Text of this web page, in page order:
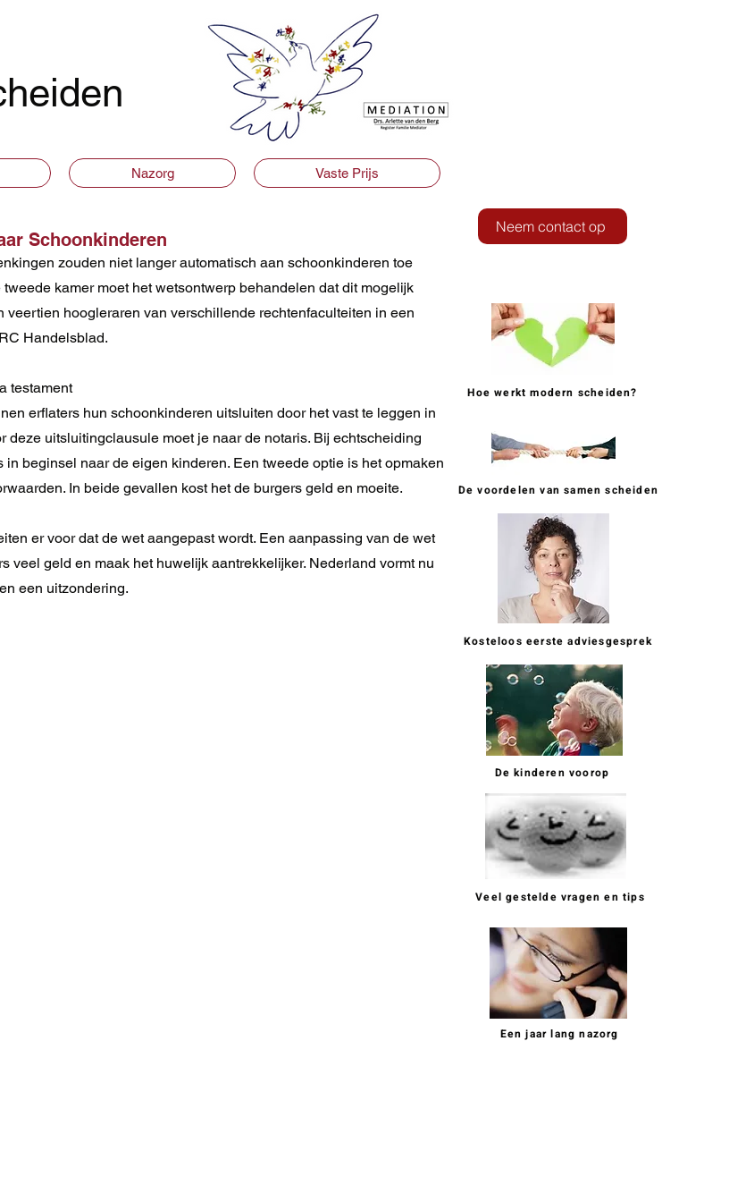
Nazorg Vaste Prijs
Neem contact op
Hoe werkt modern scheiden?
De voordelen van samen scheiden
Kosteloos eerste adviesgesprek
De kinderen voorop
Veel gestelde vragen en tips
Een jaar lang nazorg
Schoonkinderen
zouden niet langer automatisch aan schoonkinderen toe
tweede kamer moet het wetsontwerp behandelen dat dit mogelijk
veertien hoogleraren van verschillende rechtenfaculteiten in een
Handelsblad.
testament
erflaters hun schoonkinderen uitsluiten door het vast te leggen in
deze uitsluitingclausule moet je naar de notaris. Bij echtscheiding
in beginsel naar de eigen kinderen. Een tweede optie is het opmaken
In beide gevallen kost het de burgers geld en moeite.
er voor dat de wet aangepast wordt. Een aanpassing van de wet
veel geld en maak het huwelijk aantrekkelijker. Nederland vormt nu
een uitzondering.